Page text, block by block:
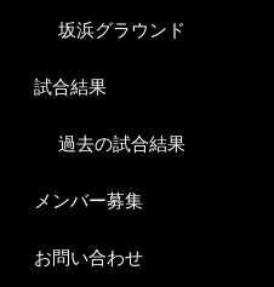
坂浜グラウンド
試合結果
過去の試合結果
メンバー募集
お問い合わせ